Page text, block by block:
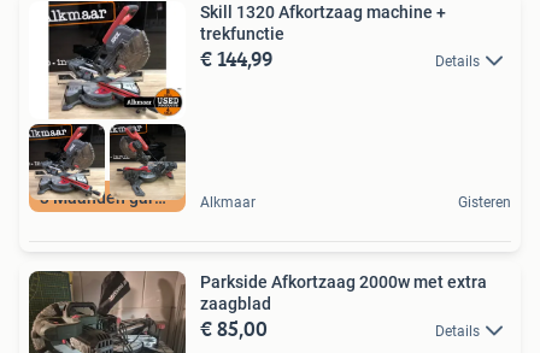
3 Maanden garantie
Skill 1320 Afkortzaag machine +
trekfunctie
€ 144,99 Details
Alkmaar Gisteren
Parkside Afkortzaag 2000w met extra
zaagblad
€ 85,00 Details